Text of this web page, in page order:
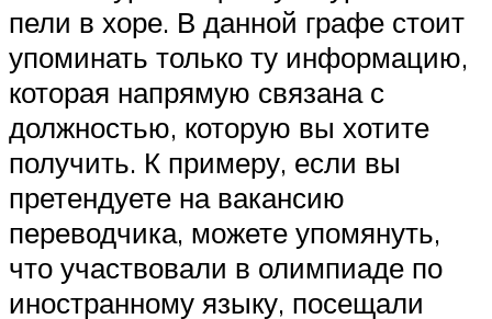
пели в хоре. В данной графе стоит
упоминать только ту информацию,
которая напрямую связана с
должностью, которую вы хотите
получить. К примеру, если вы
претендуете на вакансию
переводчика, можете упомянуть,
что участвовали в олимпиаде по
иностранному языку, посещали